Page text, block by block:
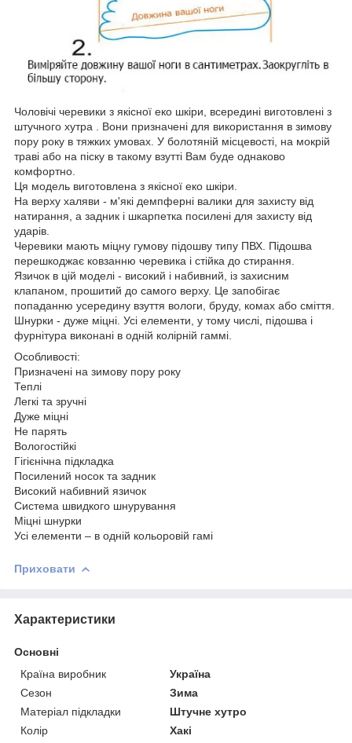
Чоловічі черевики з якісної еко шкіри, всередині виготовлені з
штучного хутра . Вони призначені для використання в зимову
пору року в тяжких умовах. У болотяній місцевості, на мокрій
траві або на піску в такому взутті Вам буде однаково
комфортно.
Ця модель виготовлена з якісної еко шкіри.
На верху халяви - м'які демпферні валики для захисту від
натирання, а задник і шкарпетка посилені для захисту від
ударів.
Черевики мають міцну гумову підошву типу ПВХ. Підошва
перешкоджає ковзанню черевика і стійка до стирання.
Язичок в цій моделі - високий і набивний, із захисним
клапаном, прошитий до самого верху. Це запобігає
попаданню усередину взуття вологи, бруду, комах або сміття.
Шнурки - дуже міцні. Усі елементи, у тому числі, підошва і
фурнітура виконані в одній колірній гаммі.
Особливості:
Призначені на зимову пору року
Теплі
Легкі та зручні
Дуже міцні
Не парять
Вологостійкі
Гігієнічна підкладка
Посилений носок та задник
Високий набивний язичок
Система швидкого шнурування
Міцні шнурки
Усі елементи – в одній кольоровій гамі
Приховати
Характеристики
Основні
Країна виробник
Україна
Сезон
Зима
Матеріал підкладки
Штучне хутро
Колір
Хакі